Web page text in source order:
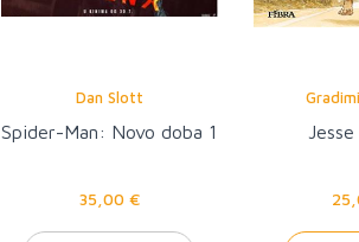
Dan Slott
Spider-Man: Novo doba 1
35,00 €